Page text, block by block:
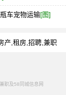
车宠物运输[图]
产,租房,招聘,兼职
职及58同城信息网